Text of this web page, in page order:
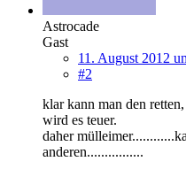
Astrocade
Gast
11. August 2012
#2
klar kann man den
wird es teuer.
daher
anderen................